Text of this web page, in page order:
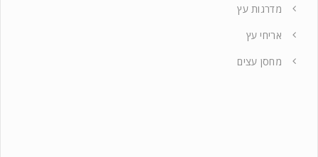
מדרגות עץ
אריחי עץ
מחסן עצים